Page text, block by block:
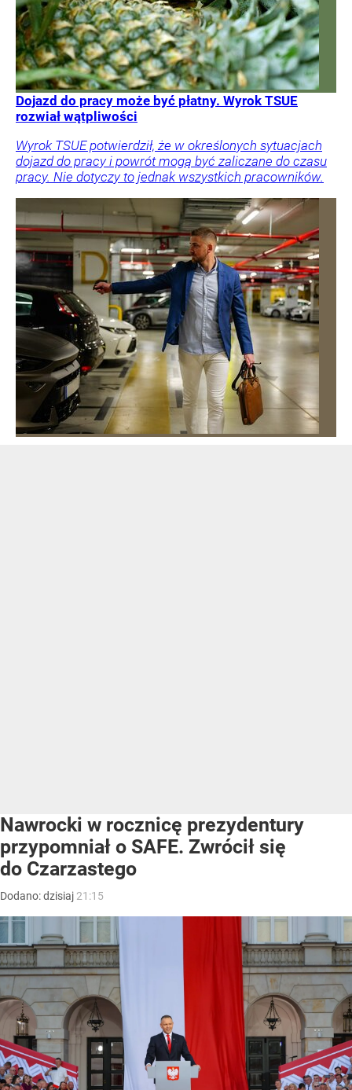
Dojazd do pracy może być płatny. Wyrok TSUE
rozwiał wątpliwości
Wyrok TSUE potwierdził, że w określonych sytuacjach
dojazd do pracy i powrót mogą być zaliczane do czasu
pracy. Nie dotyczy to jednak wszystkich pracowników.
Nawrocki w rocznicę prezydentury
przypomniał o SAFE. Zwrócił się
do Czarzastego
Dodano:dzisiaj 21:15